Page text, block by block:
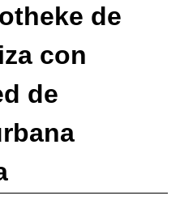
de
con
de